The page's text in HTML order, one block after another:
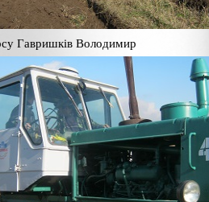
Гавришків Володимир